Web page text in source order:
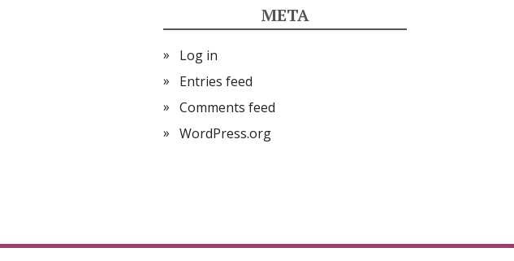
META
Log in
Entries feed
Comments feed
WordPress.org